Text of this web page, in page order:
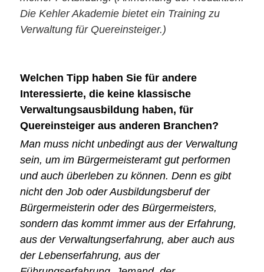
Die Kehler Akademie bietet ein Training zu
Verwaltung für Quereinsteiger.)
Welchen Tipp haben Sie für andere
Interessierte, die keine klassische
Verwaltungsausbildung haben, für
Quereinsteiger aus anderen Branchen?
Man muss nicht unbedingt aus der Verwaltung
sein, um im Bürgermeisteramt gut performen
und auch überleben zu können. Denn es gibt
nicht den Job oder Ausbildungsberuf der
Bürgermeisterin oder des Bürgermeisters,
sondern das kommt immer aus der Erfahrung,
aus der Verwaltungserfahrung, aber auch aus
der Lebenserfahrung, aus der